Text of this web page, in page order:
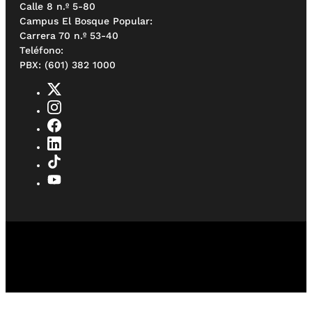
Calle 8 n.º 5-80
Campus El Bosque Popular:
Carrera 70 n.º 53-40
Teléfono:
PBX: (601) 382 1000